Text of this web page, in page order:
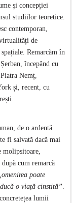
și concepției
studiilor teoretice.
contemporan,
de
Remarcăm în
începând cu
Nemț,
și, recent, cu
de o ardentă
fi salvată dacă mai
molipsitoare,
cum remarcă
poate
o viață cinstită”.
lumii